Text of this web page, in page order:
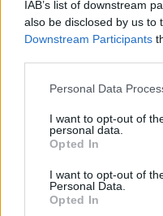
IAB’s list of downstream
also be disclosed by us to
Downstream Participants
Personal Data
I want to opt-out of
personal data.
Opted In
I want to opt-out of
Personal Data.
Opted In
Apžvelgė
pasekmes
Jis atėjo į valdžią
žadėdamas Rusijai